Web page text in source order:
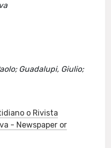
Guadalupi, Giulio;
o Rivista
- Newspaper or